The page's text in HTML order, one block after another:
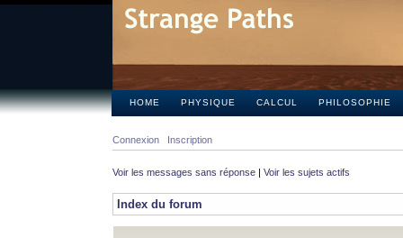
HOME PHYSIQUE CALCUL PHILOSOPHIE
Connexion Inscription
Voir les messages sans réponse | Voir les sujets actifs
Index du forum